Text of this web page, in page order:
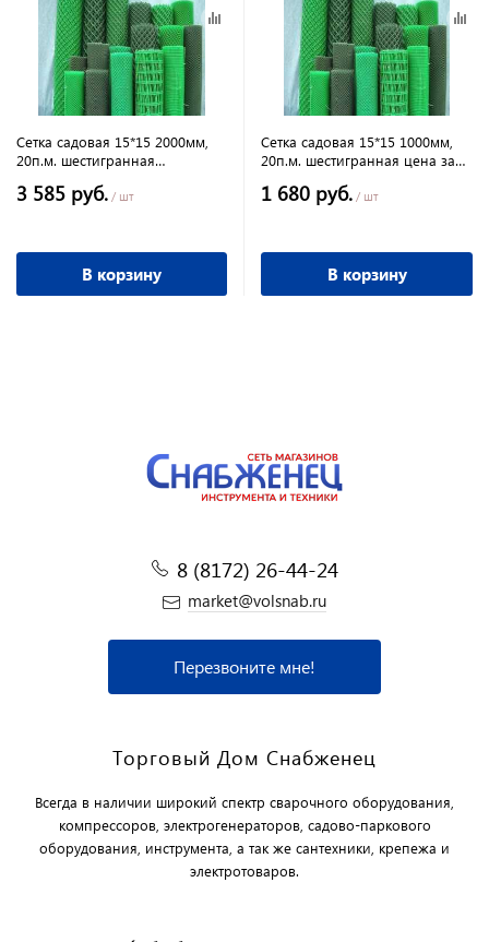
Сетка садовая 15*15 2000мм,
20п.м. шестигранная
3 585 руб. / шт
В корзину
Сетка садовая 15*15 1000мм,
20п.м. шестигранная цена за
1 680 руб. / шт
В корзину
8 (8172) 26-44-24
market@volsnab.ru
Перезвоните мне!
Торговый Дом Снабженец
Всегда в наличии широкий спектр сварочного оборудования,
компрессоров, электрогенераторов, садово-паркового
оборудования, инструмента, а так же сантехники, крепежа и
электротоваров.